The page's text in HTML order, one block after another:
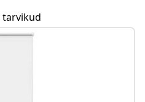
tarvikud